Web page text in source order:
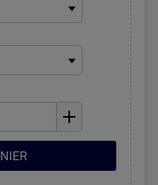
add